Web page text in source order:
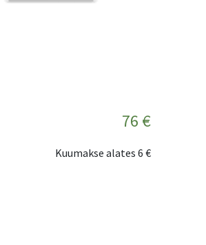
76 €
Kuumakse alates 6 €